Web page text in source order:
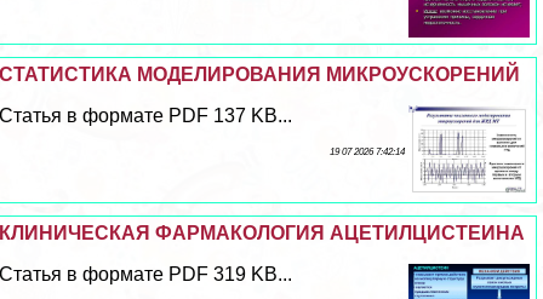
СТАТИСТИКА МОДЕЛИРОВАНИЯ МИКРОУСКОРЕНИЙ
Статья в формате PDF 137 KB...
19 07 2026 7:42:14
КЛИНИЧЕСКАЯ ФАРМАКОЛОГИЯ АЦЕТИЛЦИСТЕИНА
Статья в формате PDF 319 KB...